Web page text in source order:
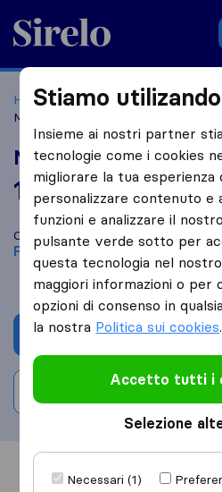
Sirelo.it
Home Le 10 migliori aziende di
Menara Traslochi
Menara Traslochi
10,0 basato
recensioni di Sirelo e
Confronta Menara Traslochi con
Firenze
Chiedi
Informazioni
Stiamo
Insieme ai nostri partner
tecnologie come i cookies
migliorare la tua esperienza
personalizzare contenuto e
funzioni e analizzare il
pulsante verde sotto per
questa tecnologia nel
maggiori informazioni o per
opzioni di consenso in
la nostra Politica sui cookies.
Accetto tutti i
Selezione
Necessari (1)